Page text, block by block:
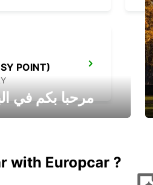
POINT)
مرحبا بكم في
with Europcar ?